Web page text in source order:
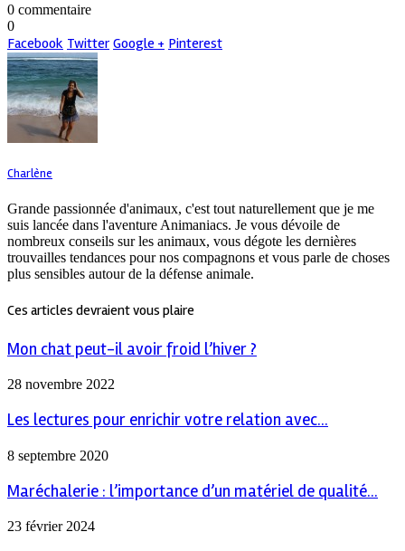
0 commentaire
0
Facebook Twitter Google + Pinterest
Charlène
Grande passionnée d'animaux, c'est tout naturellement que je me
suis lancée dans l'aventure Animaniacs. Je vous dévoile de
nombreux conseils sur les animaux, vous dégote les dernières
trouvailles tendances pour nos compagnons et vous parle de choses
plus sensibles autour de la défense animale.
Ces articles devraient vous plaire
Mon chat peut-il avoir froid l’hiver ?
28 novembre 2022
Les lectures pour enrichir votre relation avec...
8 septembre 2020
Maréchalerie : l’importance d’un matériel de qualité...
23 février 2024